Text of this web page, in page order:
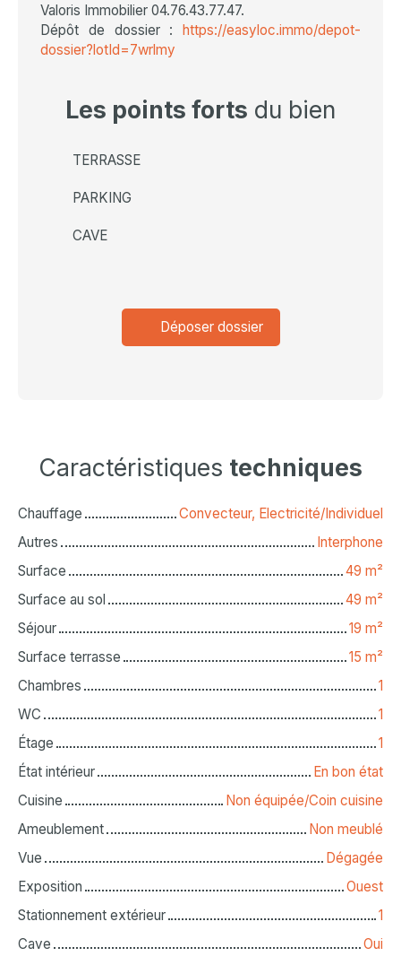
Valoris Immobilier 04.76.43.77.47.
Dépôt de dossier : https://easyloc.immo/depot-
dossier?lotId=7wrlmy
Les points forts du bien
TERRASSE
PARKING
CAVE
Déposer dossier
Caractéristiques techniques
Chauffage
Convecteur, Electricité/Individuel
Autres
Interphone
Surface
49 m²
Surface au sol
49 m²
Séjour
19 m²
Surface terrasse
15 m²
Chambres
1
WC
1
Étage
1
État intérieur
En bon état
Cuisine
Non équipée/Coin cuisine
Ameublement
Non meublé
Vue
Dégagée
Exposition
Ouest
Stationnement extérieur
1
Cave
Oui